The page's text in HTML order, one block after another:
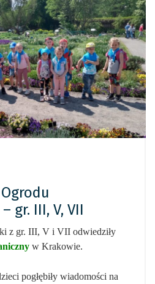
gr. III, V, VII
z gr. III, V i VII odwiedziły
w Krakowie.
pogłębiły wiadomości na